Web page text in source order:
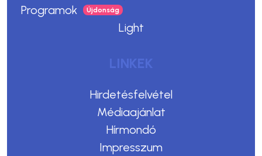
Programok
Light
LINKEK
Hirdetésfelvétel
Médiaajánlat
Hírmondó
Impresszum